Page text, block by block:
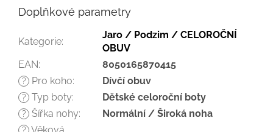
Doplňkové parametry
Kategorie:
Jaro / Podzim / CELOROČNÍ
OBUV
EAN: 8050165870415
? Pro koho: Dívčí obuv
? Typ boty: Dětské celoroční boty
? Šířka nohy: Normální / Široká noha